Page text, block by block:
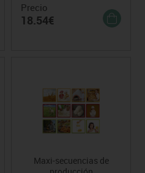
Precio
18.54€
Maxi-secuencias de